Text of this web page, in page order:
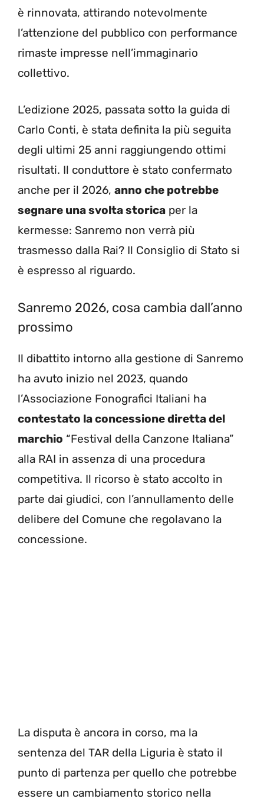
è rinnovata, attirando notevolmente
l’attenzione del pubblico con performance
rimaste impresse nell’immaginario
collettivo.
L’edizione 2025, passata sotto la guida di
Carlo Conti, è stata definita la più seguita
degli ultimi 25 anni raggiungendo ottimi
risultati. Il conduttore è stato confermato
anche per il 2026, anno che potrebbe
segnare una svolta storica per la
kermesse: Sanremo non verrà più
trasmesso dalla Rai? Il Consiglio di Stato si
è espresso al riguardo.
Sanremo 2026, cosa cambia dall’anno
prossimo
Il dibattito intorno alla gestione di Sanremo
ha avuto inizio nel 2023, quando
l’Associazione Fonografici Italiani ha
contestato la concessione diretta del
marchio “Festival della Canzone Italiana”
alla RAI in assenza di una procedura
competitiva. Il ricorso è stato accolto in
parte dai giudici, con l’annullamento delle
delibere del Comune che regolavano la
concessione.
La disputa è ancora in corso, ma la
sentenza del TAR della Liguria è stato il
punto di partenza per quello che potrebbe
essere un cambiamento storico nella